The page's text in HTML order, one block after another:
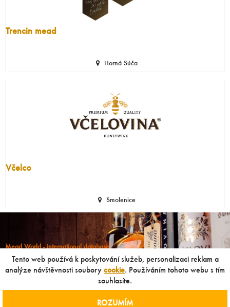
Trencin mead
Horná Súča
Včelco
Smolenice
Mead World - international database
Powered by
Mead museum Prague
info@meadworld.com
© Muzeum medoviny s.r.o. & Jiří Pouček |RSS|Site map
Copying of any data outside of this website is not allowed
Tento web používá k poskytování služeb, personalizaci reklam a
analýze návštěvnosti soubory cookie. Používáním tohoto webu s tím
souhlasíte.
ROZUMÍM